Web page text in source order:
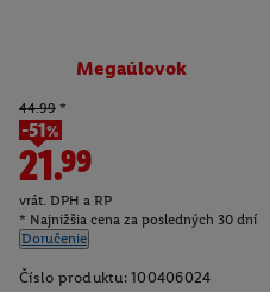
Megaúlovok
44.99 *
-51%
21.99
vrát. DPH a RP
* Najnižšia cena za posledných 30 dní
Doručenie
Číslo produktu: 100406024